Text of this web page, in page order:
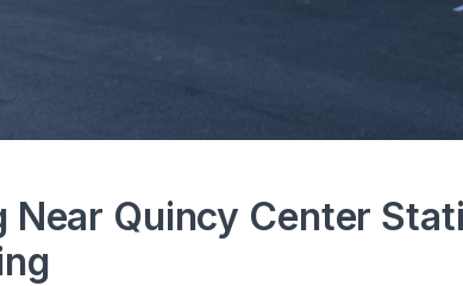
Near Quincy Center